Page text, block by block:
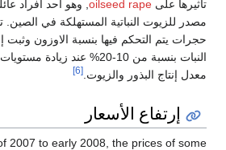
, وهو أحد أفراد عائلة الكرنب ويعتبر ثالث
المستهلكة في الصين. تم زراعة النباتات في
بنسبة الاوزون وثبت إنخفاضالكتلة الحيويةفي
النبات بنسبة من 10-20% عند زيادة مستويات الاوزون. وانخفض أيضا
From the beginning of 2007 to early